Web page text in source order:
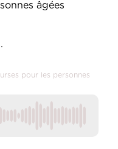
âgées
pour les personnes